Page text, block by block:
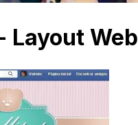
Layout Web